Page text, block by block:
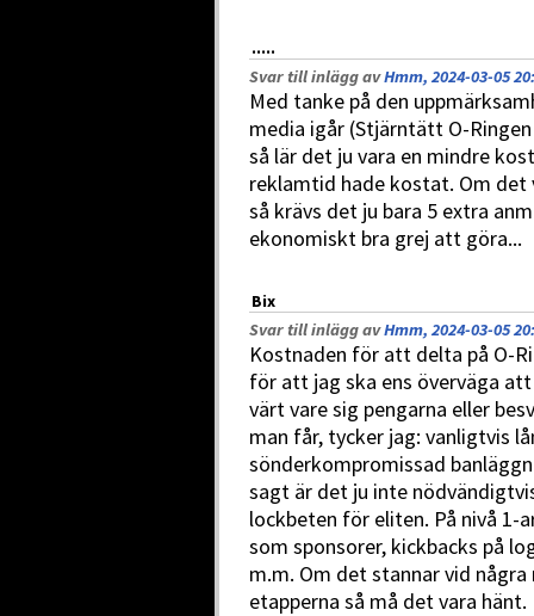
.....
Svar till inlägg avHmm, 2024-03-05
Med tanke på den
media igår (Stjärntätt O-
så lär det ju vara en mindre
reklamtid hade kostat. Om det
så krävs det ju bara 5 extra
ekonomiskt bra grej att göra...
Bix
Svar till inlägg avHmm, 2024-03-05
Kostnaden för att delta på O-
för att jag ska ens överväga
värt vare sig pengarna eller
man får, tycker jag: vanligtvis
sönderkompromissad
sagt är det ju inte
lockbeten för eliten. På nivå
som sponsorer, kickbacks på
m.m. Om det stannar vid
etapperna så må det vara hänt.